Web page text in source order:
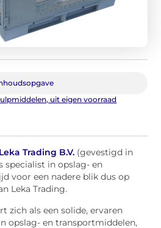
uit eigen voorraad
Leka Trading B.V. (gevestigd in
specialist in opslag- en
voor een nadere blik dus op
Leka Trading.
zich als een solide, ervaren
opslag- en transportmiddelen,